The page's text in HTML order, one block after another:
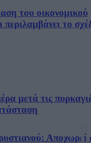
του οικονομικού
το
μετά τις
Αποχωρεί